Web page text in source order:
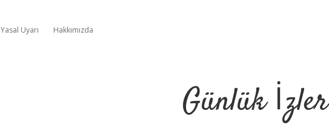
Yasal Uyarı Hakkımızda
Günlük İzler